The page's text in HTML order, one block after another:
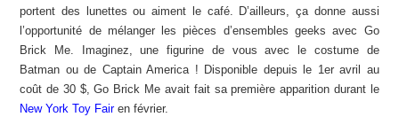
portent des lunettes ou aiment le café. D’ailleurs, ça donne aussi
l’opportunité de mélanger les pièces d’ensembles geeks avec Go
Brick Me. Imaginez, une figurine de vous avec le costume de
Batman ou de Captain America ! Disponible depuis le 1er avril au
coût de 30 $, Go Brick Me avait fait sa première apparition durant le
New York Toy Fairen février.